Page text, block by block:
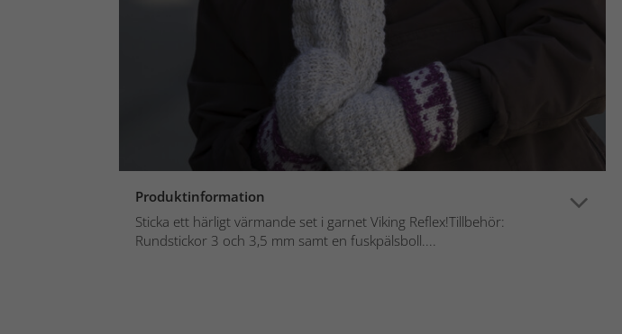
Produktinformation
Sticka ett härligt värmande set i garnet Viking Reflex!Tillbehör:
Rundstickor 3 och 3,5 mm samt en fuskpälsboll....